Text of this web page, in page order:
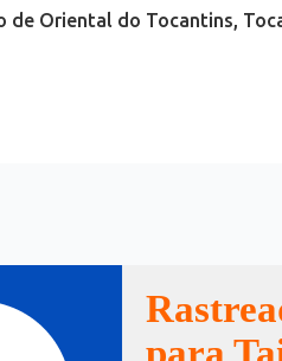
Oriental do Tocantins,
para